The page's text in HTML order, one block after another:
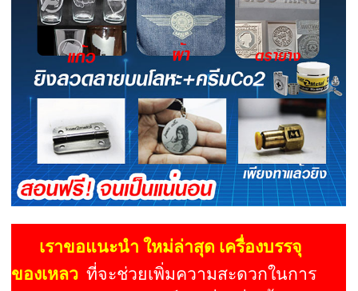
เราขอแนะนำ ใหม่ล่าสุด เครื่องบรรจุ
ของเหลว ที่จะช่วยเพิ่มความสะดวกในการ